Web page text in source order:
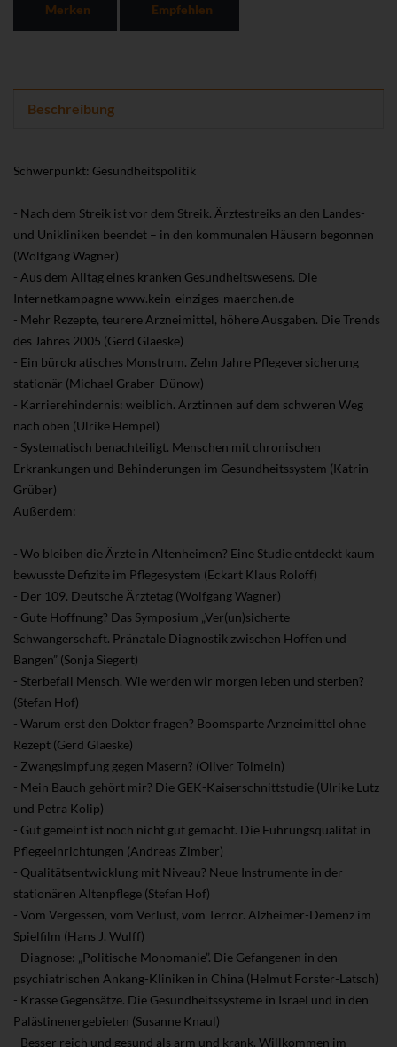
Merken Empfehlen
Beschreibung
Schwerpunkt: Gesundheitspolitik
- Nach dem Streik ist vor dem Streik. Ärztestreiks an den Landes-
und Unikliniken beendet – in den kommunalen Häusern begonnen
(Wolfgang Wagner)
- Aus dem Alltag eines kranken Gesundheitswesens. Die
Internetkampagne www.kein-einziges-maerchen.de
- Mehr Rezepte, teurere Arzneimittel, höhere Ausgaben. Die Trends
des Jahres 2005 (Gerd Glaeske)
- Ein bürokratisches Monstrum. Zehn Jahre Pflegeversicherung
stationär (Michael Graber-Dünow)
- Karrierehindernis: weiblich. Ärztinnen auf dem schweren Weg
nach oben (Ulrike Hempel)
- Systematisch benachteiligt. Menschen mit chronischen
Erkrankungen und Behinderungen im Gesundheitssystem (Katrin
Grüber)
Außerdem:
- Wo bleiben die Ärzte in Altenheimen? Eine Studie entdeckt kaum
bewusste Defizite im Pflegesystem (Eckart Klaus Roloff)
- Der 109. Deutsche Ärztetag (Wolfgang Wagner)
- Gute Hoffnung? Das Symposium „Ver(un)sicherte
Schwangerschaft. Pränatale Diagnostik zwischen Hoffen und
Bangen” (Sonja Siegert)
- Sterbefall Mensch. Wie werden wir morgen leben und sterben?
(Stefan Hof)
- Warum erst den Doktor fragen? Boomsparte Arzneimittel ohne
Rezept (Gerd Glaeske)
- Zwangsimpfung gegen Masern? (Oliver Tolmein)
- Mein Bauch gehört mir? Die GEK-Kaiserschnittstudie (Ulrike Lutz
und Petra Kolip)
- Gut gemeint ist noch nicht gut gemacht. Die Führungsqualität in
Pflegeeinrichtungen (Andreas Zimber)
- Qualitätsentwicklung mit Niveau? Neue Instrumente in der
stationären Altenpflege (Stefan Hof)
- Vom Vergessen, vom Verlust, vom Terror. Alzheimer-Demenz im
Spielfilm (Hans J. Wulff)
- Diagnose: „Politische Monomanie”. Die Gefangenen in den
psychiatrischen Ankang-Kliniken in China (Helmut Forster-Latsch)
- Krasse Gegensätze. Die Gesundheitssysteme in Israel und in den
Palästinenergebieten (Susanne Knaul)
- Besser reich und gesund als arm und krank. Willkommen im